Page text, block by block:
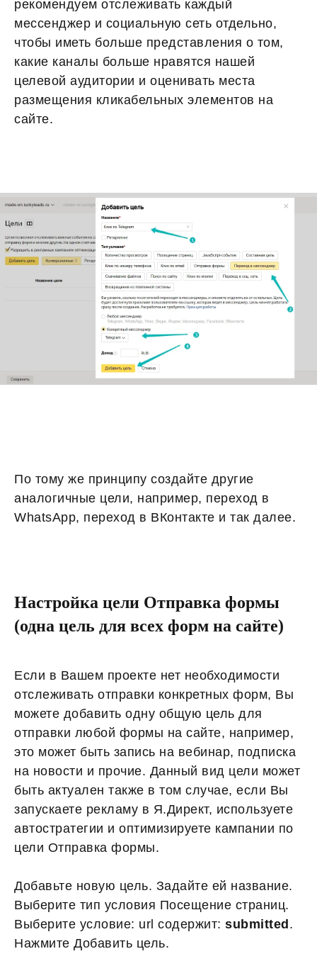
рекомендуем отслеживать каждый
мессенджер и социальную сеть отдельно,
чтобы иметь больше представления о том,
какие каналы больше нравятся нашей
целевой аудитории и оценивать места
размещения кликабельных элементов на
сайте.
По тому же принципу создайте другие
аналогичные цели, например, переход в
WhatsApp, переход в ВКонтакте и так далее.
Настройка цели Отправка формы
(одна цель для всех форм на сайте)
Если в Вашем проекте нет необходимости
отслеживать отправки конкретных форм, Вы
можете добавить одну общую цель для
отправки любой формы на сайте, например,
это может быть запись на вебинар, подписка
на новости и прочие. Данный вид цели может
быть актуален также в том случае, если Вы
запускаете рекламу в Я.Директ, используете
автостратегии и оптимизируете кампании по
цели Отправка формы.
Добавьте новую цель. Задайте ей название.
Выберите тип условия Посещение страниц.
Выберите условие: url содержит: submitted .
Нажмите Добавить цель.